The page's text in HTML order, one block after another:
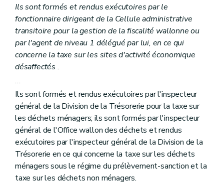
Ils sont formés et rendus exécutoires par le
fonctionnaire dirigeant de la Cellule administrative
transitoire pour la gestion de la fiscalité wallonne ou
par l'agent de niveau 1 délégué par lui, en ce qui
concerne la taxe sur les sites d'activité économique
désaffectés .
...
Ils sont formés et rendus exécutoires par l'inspecteur
général de la Division de la Trésorerie pour la taxe sur
les déchets ménagers; ils sont formés par l'inspecteur
général de l'Office wallon des déchets et rendus
exécutoires par l'inspecteur général de la Division de la
Trésorerie en ce qui concerne la taxe sur les déchets
ménagers sous le régime du prélèvement-sanction et la
taxe sur les déchets non ménagers.